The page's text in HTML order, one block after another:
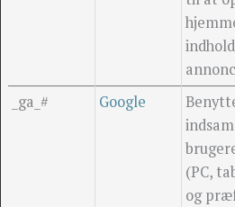
_ga_# Google
(PC,
og